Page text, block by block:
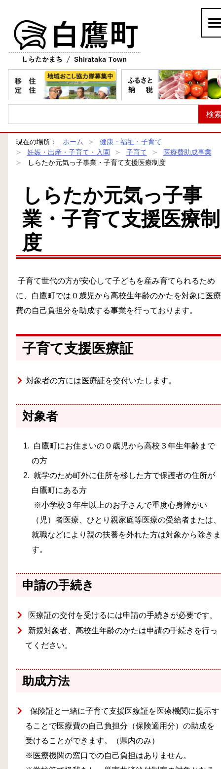
現在の場所： ホーム
健康・福祉・子育て
妊娠・出産・子育て・入園
子育て
医療費助成事業
しらたか元気っ子事業・子育て支援医療制度
しらたか元気っ子事
業・子育て支援医療制
度
子育て世代の方が安心して子どもを産み育てられるため
に、白鷹町では０歳児から高校生年齢のかたを対象に医療
費の自己負担分を助成する事業を行っております。
子育て支援医療証
対象者の方には医療証を交付いたします。
対象者
白鷹町にお住まいの０歳児から高校３年生年齢まで
の方
就学のため町外に住所を移した方で保護者の住所が
白鷹町にある方
※小学校３年生以上のお子さんで重度心身障がい
（児）者医療、ひとり親家庭等医療の受給者または、
就職などにより親の扶養を外れた方は対象から除きま
す。
申請の手続き
医療証の交付を受けるには申請の手続きが必要です。
新規対象者、高校生年齢のかたは申請の手続きを行っ
てください。
助成方法
保険証と一緒に子育て支援医療証を医療機関に提示す
ることで医療費の自己負担分（保険適用分）の助成を
受けることができます。（県内のみ）
※医療機関の窓口での自己負担はありません。